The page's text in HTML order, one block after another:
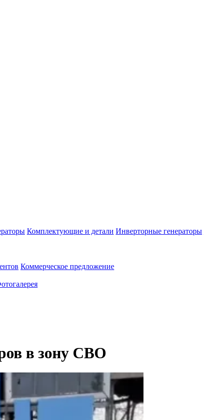
Комплектующие и детали Инверторные генераторы
Коммерческое предложение
в зону СВО